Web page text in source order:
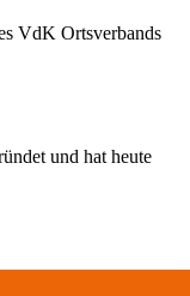
VdK Ortsverbands
und hat heute